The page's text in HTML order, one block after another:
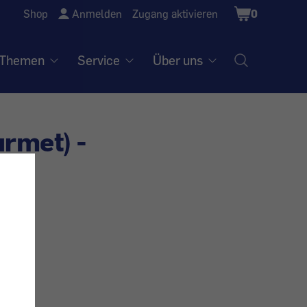
Shop Anmelden Zugang aktivieren
Shopping
Cart
0
Service Über uns
-